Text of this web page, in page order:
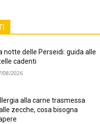
notte delle Perseidi: guida alle
cadenti
08/2026
alla carne trasmessa
zecche, cosa bisogna